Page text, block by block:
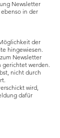
Newsletter
in der
der
hingewiesen.
Newsletter
gerichtet werden.
nicht durch
wird,
dafür